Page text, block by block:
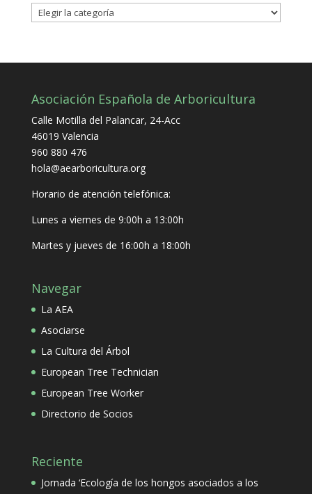
Categorías
Asociación Española de Arboricultura
Calle Motilla del Palancar, 24-Acc
46019 Valencia
960 880 476
hola@aearboricultura.org
Horario de atención telefónica:
Lunes a viernes de 9:00h a 13:00h
Martes y jueves de 16:00h a 18:00h
Navegar
La AEA
Asociarse
La Cultura del Árbol
European Tree Technician
European Tree Worker
Directorio de Socios
Reciente
Jornada ‘Ecología de los hongos asociados a los